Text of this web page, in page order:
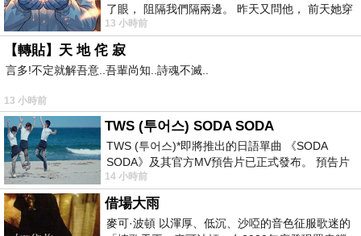
了眼， 阻隔我們隔兩邊。 昨天又問他， 前天她穿
什麼顏色衣服， 不經
13 小時前
【轉貼】天 地 侘 寂
言多!不定就解吾意..吾輩尚知..詩魂不滅..
13 小時前
TWS (투어스) SODA SODA
TWS (투어스)*即將推出的日語單曲 《SODA
SODA》及其官方MV預告片已正式發布。 預告片
一經發布， 就引發了粉絲們對這次夏季回
14 小時前
借場大雨
麥可·波頓 以渾厚、低沉、沙啞的音色征服歌迷的